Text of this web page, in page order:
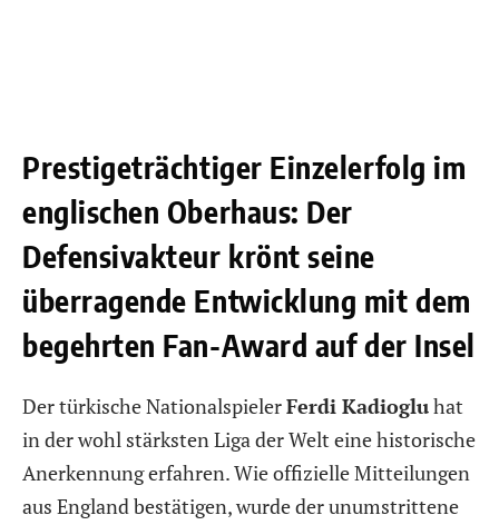
Prestigeträchtiger Einzelerfolg im
englischen Oberhaus: Der
Defensivakteur krönt seine
überragende Entwicklung mit dem
begehrten Fan-Award auf der Insel
Der türkische NationalspielerFerdi Kadiogluhat
in der wohl stärksten Liga der Welt eine historische
Anerkennung erfahren. Wie offizielle Mitteilungen
aus England bestätigen, wurde der unumstrittene